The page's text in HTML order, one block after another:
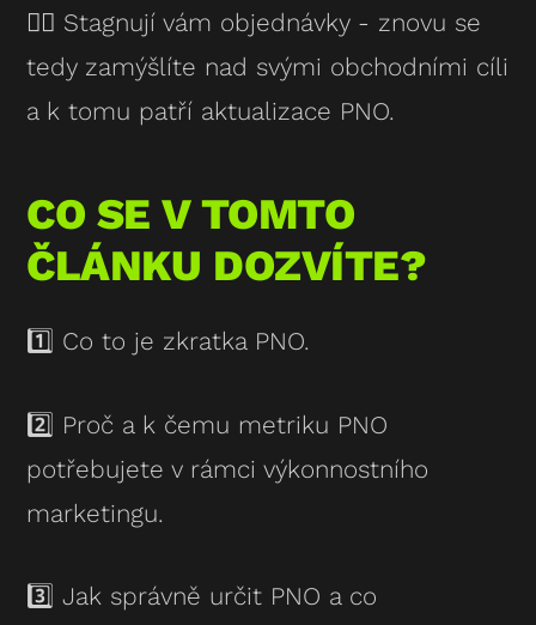
👉🏻 Stagnují vám objednávky - znovu se
tedy zamýšlíte nad svými obchodními cíli
a k tomu patří aktualizace PNO.
CO SE V TOMTO
ČLÁNKU DOZVÍTE?
1️⃣ Co to je zkratka PNO.
2️⃣ Proč a k čemu metriku PNO
potřebujete v rámci výkonnostního
marketingu.
3️⃣ Jak správně určit PNO a co